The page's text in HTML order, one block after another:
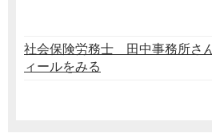
社会保険労務士 田中事務所さ
ィールをみる